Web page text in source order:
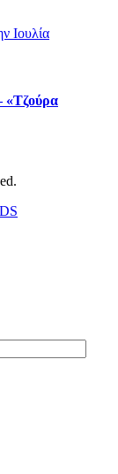
«Τζούρα